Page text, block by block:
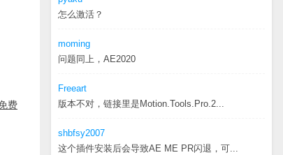
怎么激活？
moming
问题同上，AE2020
Freeart
版本不对，链接里是Motion.Tools.Pro.2...
shbfsy2007
这个插件安装后会导致AE ME PR闪退，可...
费